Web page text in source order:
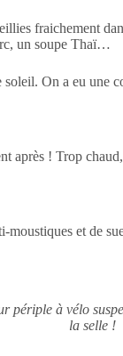
fraichement
un soupe Thaï…
On a eu une
après ! Trop
et de
périple à vélo
la selle !